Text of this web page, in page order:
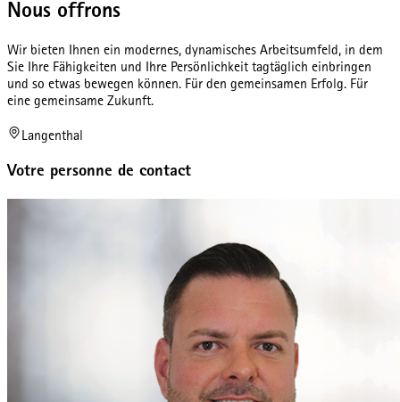
Nous offrons
Wir bieten Ihnen ein modernes, dynamisches Arbeitsumfeld, in dem
Sie Ihre Fähigkeiten und Ihre Persönlichkeit tagtäglich einbringen
und so etwas bewegen können. Für den gemeinsamen Erfolg. Für
eine gemeinsame Zukunft.
Langenthal
Votre personne de contact